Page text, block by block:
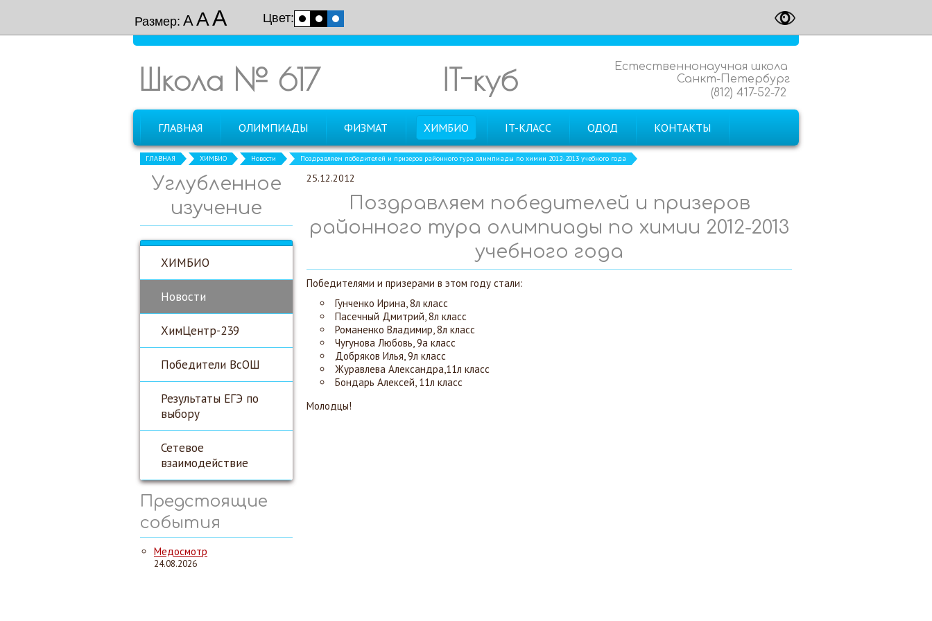
Размер: ААА Цвет:
Школа № 617
Естественнонаучная школа
Санкт-Петербург
(812) 417-52-72
IT-куб
ГЛАВНАЯ ОЛИМПИАДЫ ФИЗМАТ ХИМБИО IT-КЛАСС ОДОД КОНТАКТЫ
ГЛАВНАЯ ХИМБИО Новости Поздравляем победителей и призеров районного тура олимпиады по химии 2012-2013 учебного года
Углубленное
изучение
ХИМБИО
Новости
ХимЦентр-239
Победители ВсОШ
Результаты ЕГЭ по
выбору
Сетевое
взаимодействие
Предстоящие
события
Медосмотр
24.08.2026
25.12.2012
Поздравляем победителей и призеров
районного тура олимпиады по химии 2012-2013
учебного года
Победителями и призерами в этом году стали:
Гунченко Ирина, 8л класс
Пасечный Дмитрий, 8л класс
Романенко Владимир, 8л класс
Чугунова Любовь, 9а класс
Добряков Илья, 9л класс
Журавлева Александра,11л класс
Бондарь Алексей, 11л класс
Молодцы!